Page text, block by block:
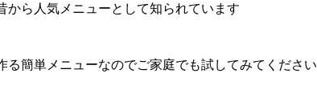
から人気メニューとして知られています
る簡単メニューなのでご家庭でも試してみてください